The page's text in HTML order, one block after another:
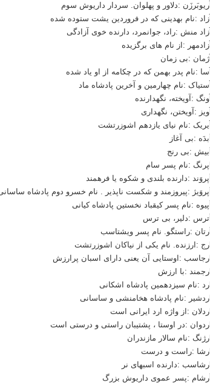
آریوبَرزَن :دلاور و پهلوان. سردار داریوش سوم
آزاد :نام بهدینی که در فروردین یشت ستوده شده
آزاد منش :راد، جوانمرد، دارنده خوی آزادگی
آزادمهر :از نام های برگزیده
آژمان :بی زمان
آسا :نام پدر بهمن که در چکامه از او یاد شده
آستیاک :نام چهارمین و آخرین پادشاه ماد
آونگ :آویخته، نگهدارنده
آویز :آویختن، نگهداری
آیریک :نام نیای یازدهم اشوزرتشت
اَبدَه :بی آغاز
اَبیش :بی رنج
اپرنگ :نام پسر سام
اَپروَند :دارنده بلندی و شکوه یا فرهمند
اَپروَیژ :پیروزمند و شکست ناپذیر . نام خسرو دوم پادشاه
اَپیوه :نام پسر کیقباد نخستین پادشاه کیانی
اَترس :دلیر، بی ترس
اَرتان :راستگو. نام پسر ویشتاسب
ارج :ارزنده. نام یکی از نیاکان اشوزرتشت
ارجاسب :اوستایی آن یعنی دارای اسبان پرارزش
ارجمند :با ارزش
ارد :نام سیزدهمین پادشاه اشکانی
اردشیر :نام پادشاه هخامنشی و ساسانی
اردلان :از واژه ارد ایرانی است
اردوان :در اوستا ، پشتیبان راستی و درستی است
ارژنگ :نام سالار مازندران
ارشا :راست و درست
ارشاسب :دارنده اسبهای نر
اَرشام :پسر عموی داریوش بزرگ